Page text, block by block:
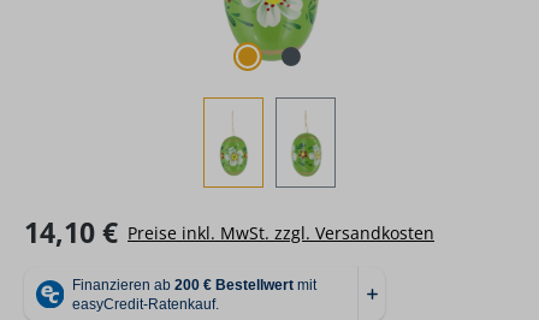
Regulärer Preis:
14,10 € Preise inkl. MwSt. zzgl. Versandkosten